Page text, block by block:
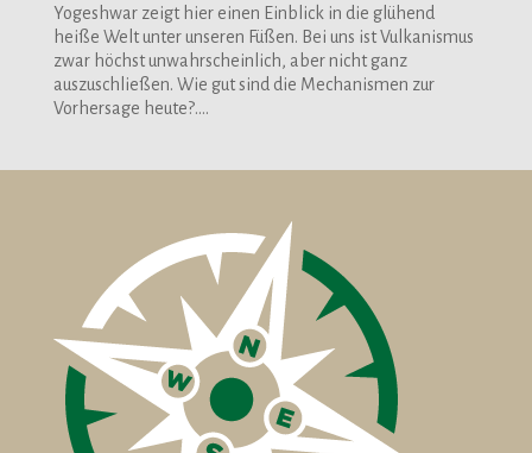
Yogeshwar zeigt hier einen Einblick in die glühend
heiße Welt unter unseren Füßen. Bei uns ist Vulkanismus
zwar höchst unwahrscheinlich, aber nicht ganz
auszuschließen. Wie gut sind die Mechanismen zur
Vorhersage heute?....